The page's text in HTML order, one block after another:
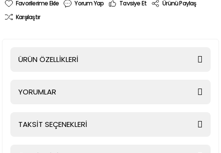
Yorum Yap Tavsiye Et
Ürünü Paylaş
Karşılaştır
ÜRÜN ÖZELLİKLERİ
YORUMLAR
TAKSİT SEÇENEKLERİ